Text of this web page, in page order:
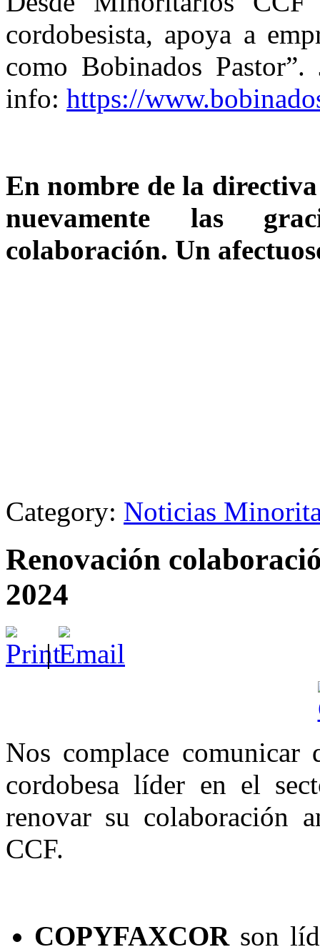
cordobesista, apoya a
como Bobinados Pastor”.
info: https://
En nombre de la
nuevamente las
colaboración. Un
Category: Noticias
Renovación
2024
|
Nos complace comunicar
cordobesa líder en el
renovar su colaboración
CCF.
COPYFAXCOR son